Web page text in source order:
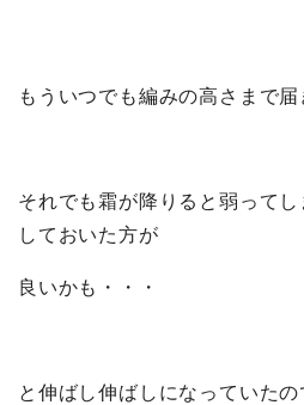
もういつでも編みの高さまで届
それでも霜が降りると弱って
しておいた方が
良いかも・・・
と伸ばし伸ばしになっていた